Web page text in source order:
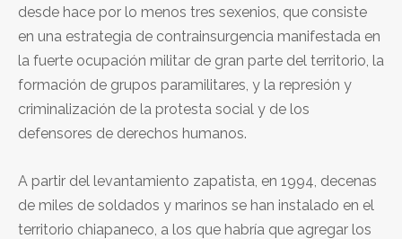
desde hace por lo menos tres sexenios, que consiste
en una estrategia de contrainsurgencia manifestada en
la fuerte ocupación militar de gran parte del territorio, la
formación de grupos paramilitares, y la represión y
criminalización de la protesta social y de los
defensores de derechos humanos.
A partir del levantamiento zapatista, en 1994, decenas
de miles de soldados y marinos se han instalado en el
territorio chiapaneco, a los que habría que agregar los